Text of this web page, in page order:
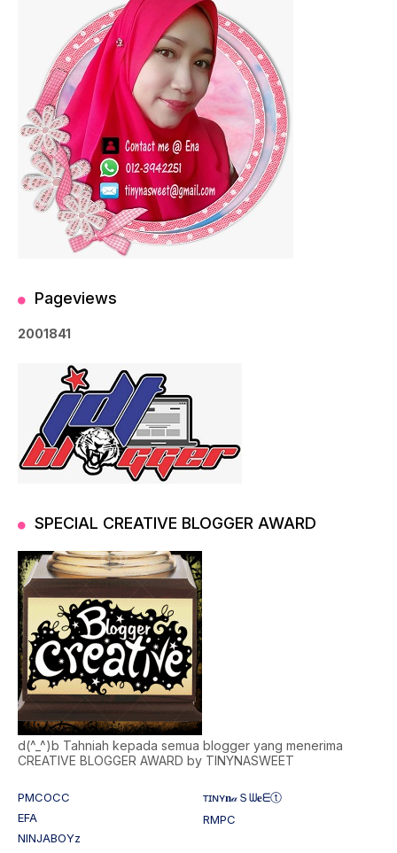
Pageviews
2001841
SPECIAL CREATIVE BLOGGER AWARD
d(^_^)b Tahniah kepada semua blogger yang menerima
CREATIVE BLOGGER AWARD by TINYNASWEET
PMCOCC
ᴛɪɴʏ𝐧𝒶Ｓᗯ𝐞ᗴⓣ
EFA
RMPC
NINJABOYz